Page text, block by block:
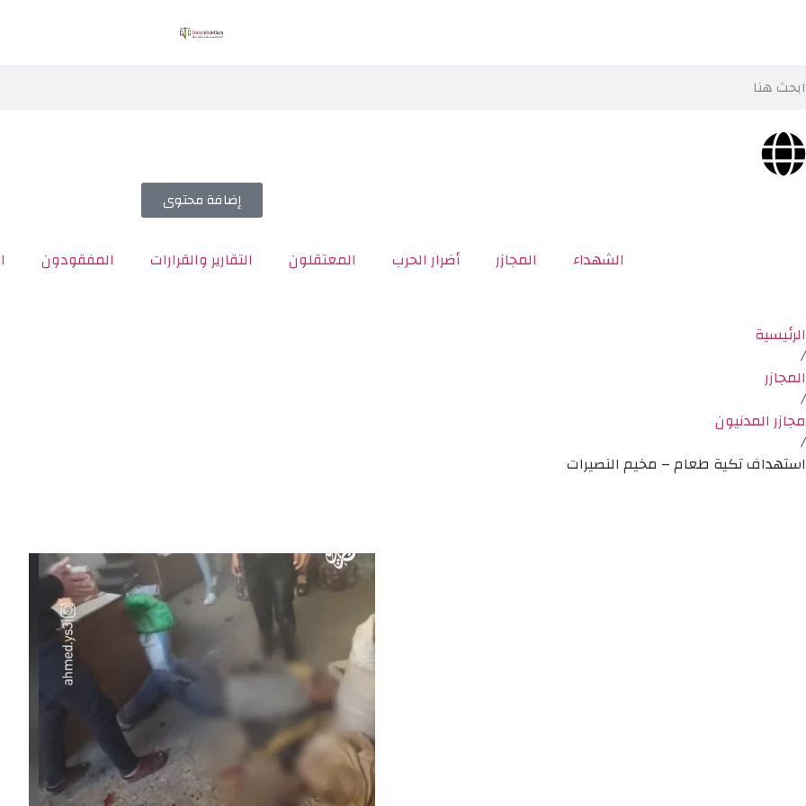
إضافة محتوى
الشهداء المجازر أضرار الحرب المعتقلون التقارير والقرارات المفقودون
الرئيسية
/
المجازر
/
مجازر المدنيون
/
استهداف تكية طعام – مخيم النصيرات